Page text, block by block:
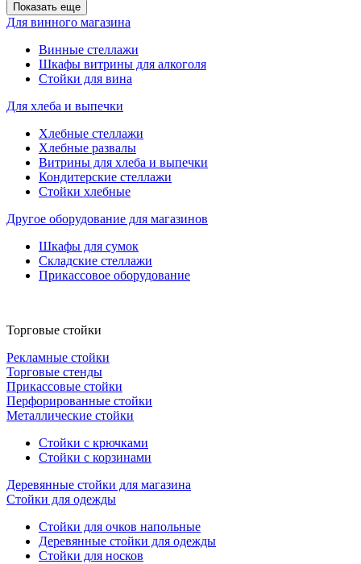
Показать еще
Для винного магазина
Винные стеллажи
Шкафы витрины для алкоголя
Стойки для вина
Для хлеба и выпечки
Хлебные стеллажи
Хлебные развалы
Витрины для хлеба и выпечки
Кондитерские стеллажи
Стойки хлебные
Другое оборудование для магазинов
Шкафы для сумок
Складские стеллажи
Прикассовое оборудование
Торговые стойки
Рекламные стойки
Торговые стенды
Прикассовые стойки
Перфорированные стойки
Металлические стойки
Стойки с крючками
Стойки с корзинами
Деревянные стойки для магазина
Стойки для одежды
Стойки для очков напольные
Деревянные стойки для одежды
Стойки для носков